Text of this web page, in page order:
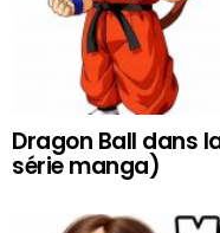
Dragon Ball dans
série manga)